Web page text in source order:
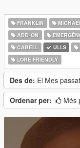
FRANKLIN
ADD-ON
CABELL
ULLS
LORE FRIENDLY
Des de: El Mes passat
Ordenar per: Més